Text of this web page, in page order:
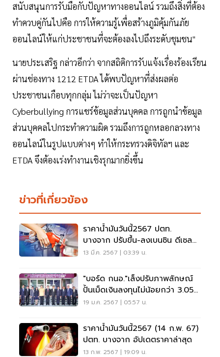
สนับสนุนการรับมือกับปัญหาทางออนไลน์ รวมถึงสิ่งที่ต้อง
ทำควบคู่กันไปคือ การให้ความรู้เพื่อสร้างภูมิคุ้มกันภัย
ออนไลน์ให้แก่ประชาชนที่จะต้องลงไปถึงระดับชุมชน"
นายประเสริฐ กล่าวอีกว่า จากสถิติการรับแจ้งเรื่องร้องเรียน
ผ่านช่องทาง 1212 ETDA ได้พบปัญหาที่ส่งผลต่อ
ประชาชนเกือบทุกกลุ่ม ไม่ว่าจะเป็นปัญหา
Cyberbullying การแชร์ข้อมูลส่วนบุคคล การถูกนำข้อมูล
ส่วนบุคคลไปกระทำความผิด รวมถึงการถูกหลอกลวงทาง
ออนไลน์ในรูปแบบต่างๆ ทำให้กระทรวงดิจิทัลฯ และ
ETDA จึงต้องเร่งทำงานเชิงรุกมากยิ่งขึ้น
ข่าวที่เกี่ยวข้อง
ราคาน้ำมันวันนี้2567 ปตท.
บางจาก ปรับขึ้น-ลงเบนซิน ดีเซลกี่
รอบ อัปเดทล่าสุด
13 มี.ค. 2567 | 03:39 น.
"บอร์ด กนอ."เล็งปรับภาพลักษณ์
ปั้นเม็ดเงินลงทุนไม่น้อยกว่า 3.05
ล้านล.ปี 69
19 ม.ค. 2567 | 05:57 น.
ราคาน้ำมันวันนี้2567 (14 ก.พ. 67)
ปตท. บางจาก อัปเดตราคาล่าสุด
13 ก.พ. 2567 | 19:09 น.